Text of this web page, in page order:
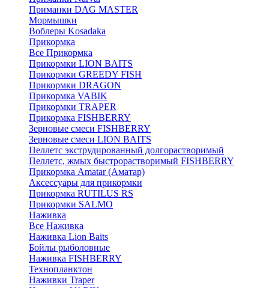
Приманки DAG MASTER
Мормышки
Воблеры Kosadaka
Прикормка
Все Прикормка
Прикормки LION BAITS
Прикормки GREEDY FISH
Прикормки DRAGON
Прикормка VABIK
Прикормки TRAPER
Прикормка FISHBERRY
Зерновые смеси FISHBERRY
Зерновые смеси LION BAITS
Пеллетс экструдированный долгорастворимый
Пеллетс, жмых быстрорастворимый FISHBERRY
Прикормка Amatar (Аматар)
Аксессуары для прикормки
Прикормка RUTILUS RS
Прикормки SALMO
Наживка
Все Наживка
Наживка Lion Baits
Бойлы рыболовные
Наживка FISHBERRY
Технопланктон
Наживки Traper